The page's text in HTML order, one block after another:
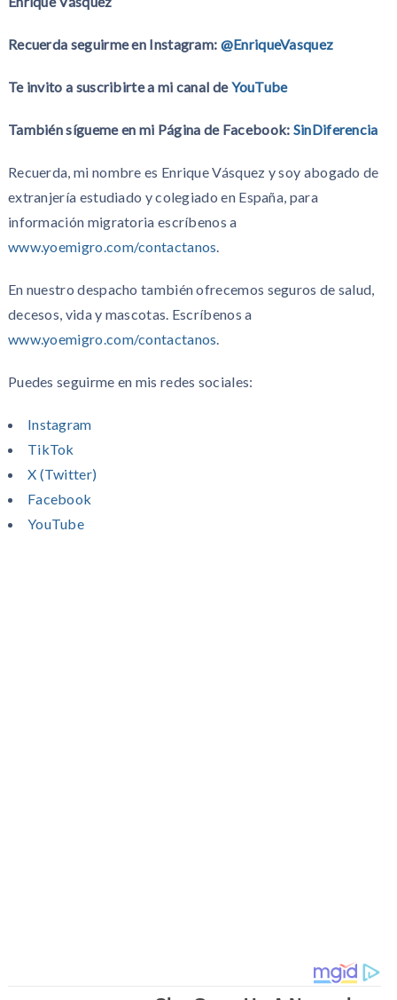
Recuerda seguirme en Instagram: @EnriqueVasquez
Te invito a suscribirte a mi canal deYouTube
También sígueme en mi Página de Facebook: SinDiferencia
Recuerda, mi nombre es Enrique Vásquez y soy abogado de
extranjería estudiado y colegiado en España, para
información migratoria escríbenos a
www.yoemigro.com/contactanos.
En nuestro despacho también ofrecemos seguros de salud,
decesos, vida y mascotas. Escríbenos a
www.yoemigro.com/contactanos.
Puedes seguirme en mis redes sociales:
Instagram
TikTok
X (Twitter)
Facebook
YouTube